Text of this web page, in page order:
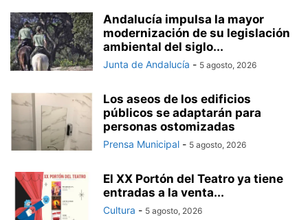
Andalucía impulsa la mayor
modernización de su legislación
ambiental del siglo...
Junta de Andalucía - 5 agosto, 2026
Los aseos de los edificios
públicos se adaptarán para
personas ostomizadas
Prensa Municipal - 5 agosto, 2026
El XX Portón del Teatro ya tiene
entradas a la venta...
Cultura - 5 agosto, 2026